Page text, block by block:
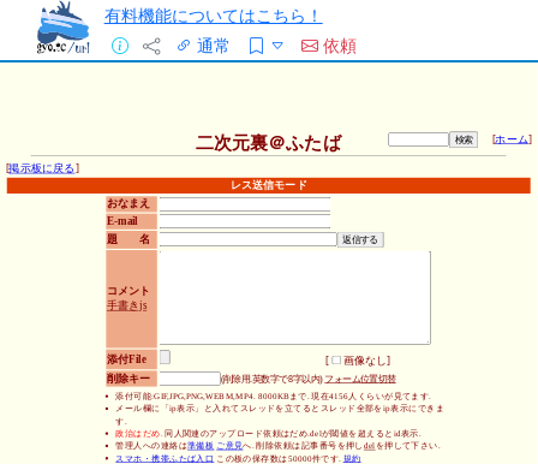
有料機能についてはこちら！
通常
依頼